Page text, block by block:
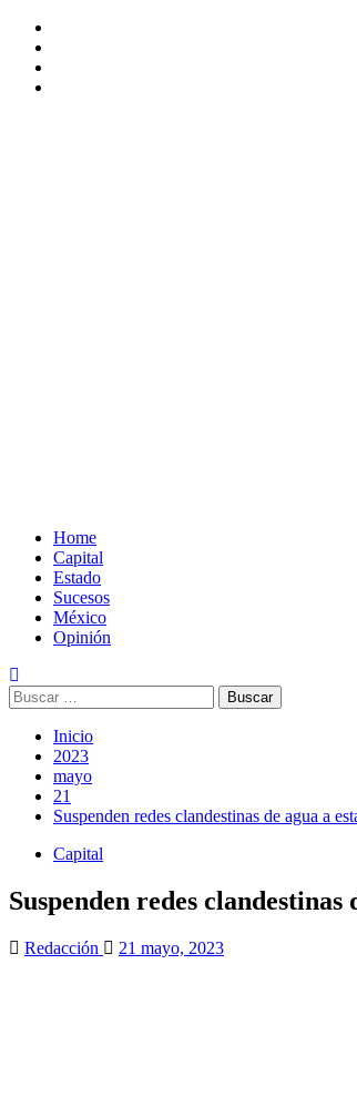
Saltar
contenido
Home
Capital
Estado
Sucesos
México
Opinión
Buscar:
Inicio
2023
mayo
21
Suspenden redes clandestinas de agua a
Capital
Suspenden redes
Redacción 21 mayo, 2023